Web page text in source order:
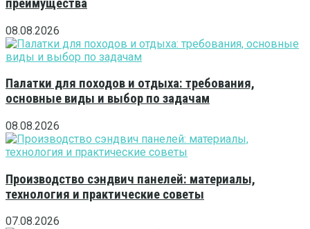
преимущества
08.08.2026
Палатки для походов и отдыха: требования,
основные виды и выбор по задачам
08.08.2026
Производство сэндвич панелей: материалы,
технология и практические советы
07.08.2026